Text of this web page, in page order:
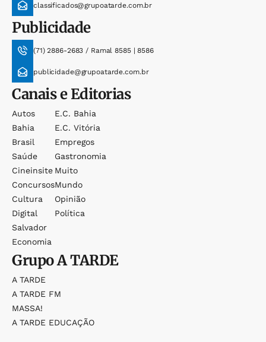
classificados@grupoatarde.com.br
Publicidade
(71) 2886-2683 / Ramal 8585 | 8586
publicidade@grupoatarde.com.br
Canais e Editorias
Autos
Bahia
Brasil
Saúde
Cineinsite
Concursos
Cultura
Digital
Salvador
Economia
E.c. Bahia
E.c. Vitória
Empregos
Gastronomia
Muito
Mundo
Opinião
Política
GrupoA TARDE
A TARDE
A TARDE FM
MASSA!
A TARDE EDUCAÇÃO